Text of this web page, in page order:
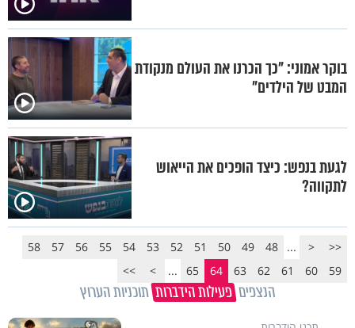
בוקר אמוני: "כך הכרנו את העולם מנקודת
המבט של הילדים"
לגעת בנפש: כיצד הופכים את הייאוש
לתקווה?
<<
<
...
48
49
50
51
52
53
54
55
56
57
58
59
60
61
62
63
64
65
...
>
>>
הנצפים פעילות הידברות תוכניות הערוץ